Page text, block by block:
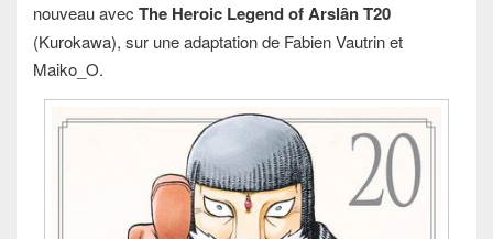
nouveau avec The Heroic Legend of Arslân T20
(Kurokawa), sur une adaptation de Fabien Vautrin et
Maiko_O.